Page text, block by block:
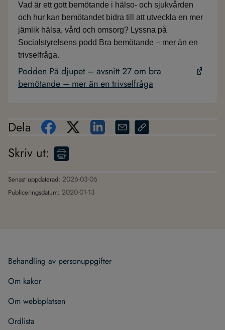
Vad är ett gott bemötande i hälso- och sjukvården
och hur kan bemötandet bidra till att utveckla en mer
jämlik hälsa, vård och omsorg? Lyssna på
Socialstyrelsens podd Bra bemötande – mer än en
trivselfråga.
Podden På djupet – avsnitt 27 om bra
bemötande – mer än en trivselfråga
Dela
Skriv ut:
Senast uppdaterad: 2026-03-06
Publiceringsdatum: 2020-01-13
Behand­ling av per­son­upp­gif­ter
Om kakor
Om webb­plat­sen
Ord­lista